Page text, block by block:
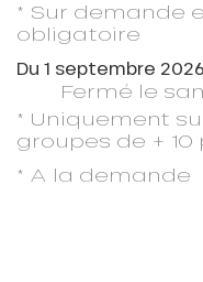
* Sur demande
obligatoire
Du 1 septembre 2026
Fermé le
* Uniquement
groupes de + 10
* A la demande